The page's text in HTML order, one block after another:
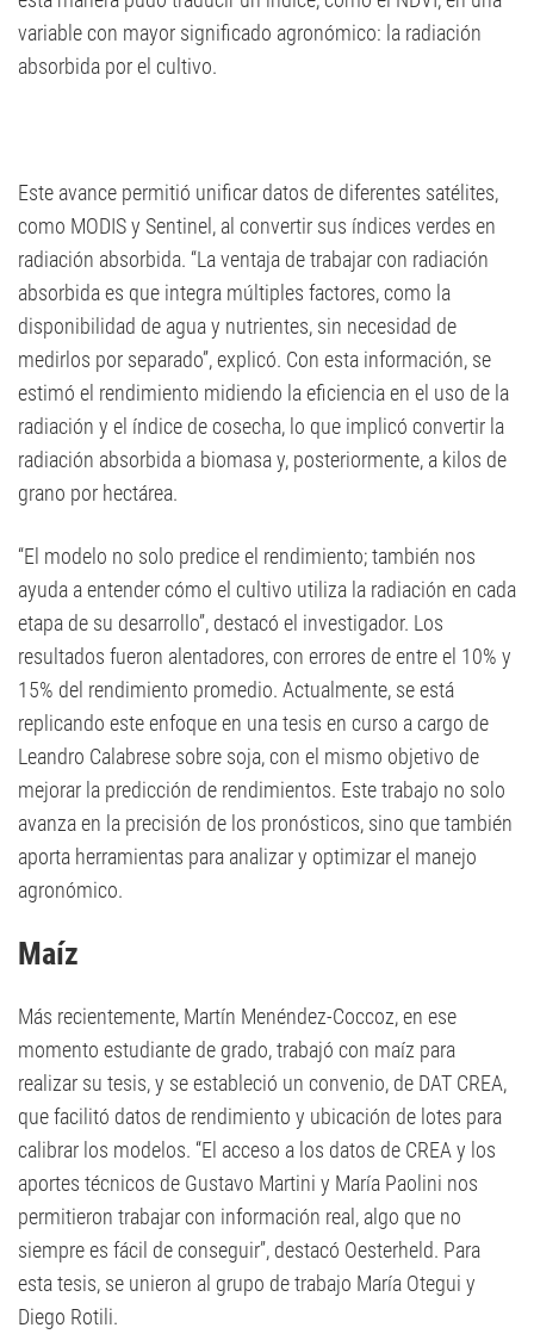
variable con mayor significado agronómico: la radiación
absorbida por el cultivo.
Este avance permitió unificar datos de diferentes satélites,
como MODIS y Sentinel, al convertir sus índices verdes en
radiación absorbida. “La ventaja de trabajar con radiación
absorbida es que integra múltiples factores, como la
disponibilidad de agua y nutrientes, sin necesidad de
medirlos por separado”, explicó. Con esta información, se
estimó el rendimiento midiendo la eficiencia en el uso de la
radiación y el índice de cosecha, lo que implicó convertir la
radiación absorbida a biomasa y, posteriormente, a kilos de
grano por hectárea.
“El modelo no solo predice el rendimiento; también nos
ayuda a entender cómo el cultivo utiliza la radiación en cada
etapa de su desarrollo”, destacó el investigador. Los
resultados fueron alentadores, con errores de entre el 10% y
15% del rendimiento promedio. Actualmente, se está
replicando este enfoque en una tesis en curso a cargo de
Leandro Calabrese sobre soja, con el mismo objetivo de
mejorar la predicción de rendimientos. Este trabajo no solo
avanza en la precisión de los pronósticos, sino que también
aporta herramientas para analizar y optimizar el manejo
agronómico.
Maíz
Más recientemente, Martín Menéndez-Coccoz, en ese
momento estudiante de grado, trabajó con maíz para
realizar su tesis, y se estableció un convenio, de DAT CREA,
que facilitó datos de rendimiento y ubicación de lotes para
calibrar los modelos. “El acceso a los datos de CREA y los
aportes técnicos de Gustavo Martini y María Paolini nos
permitieron trabajar con información real, algo que no
siempre es fácil de conseguir”, destacó Oesterheld. Para
esta tesis, se unieron al grupo de trabajo María Otegui y
Diego Rotili.